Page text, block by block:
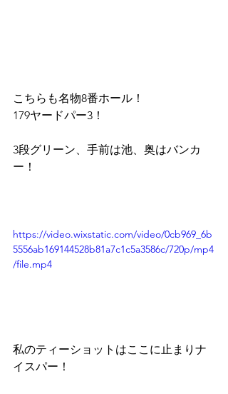
こちらも名物8番ホール！
179ヤードパー3！
3段グリーン、手前は池、奥はバンカ
ー！
https://video.wixstatic.com/video/0cb969_6b
5556ab169144528b81a7c1c5a3586c/720p/mp4
/file.mp4
私のティーショットはここに止まりナ
イスパー！